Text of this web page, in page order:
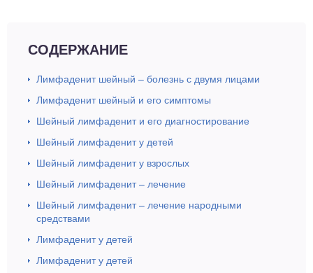
СОДЕРЖАНИЕ
Лимфаденит шейный – болезнь с двумя лицами
Лимфаденит шейный и его симптомы
Шейный лимфаденит и его диагностирование
Шейный лимфаденит у детей
Шейный лимфаденит у взрослых
Шейный лимфаденит – лечение
Шейный лимфаденит – лечение народными
средствами
Лимфаденит у детей
Лимфаденит у детей